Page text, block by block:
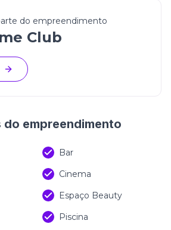
Opala Home Club
sujeitos à alteração sem aviso
do empreendimento
Club
do empreendimento
Bar
Cinema
Espaço Beauty
Piscina